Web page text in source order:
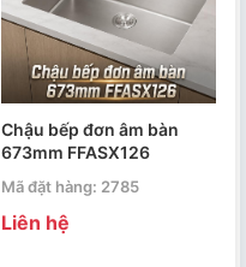
Chậu bếp đơn âm bàn
673mm FFASX126
Mã đặt hàng: 2785
Liên hệ